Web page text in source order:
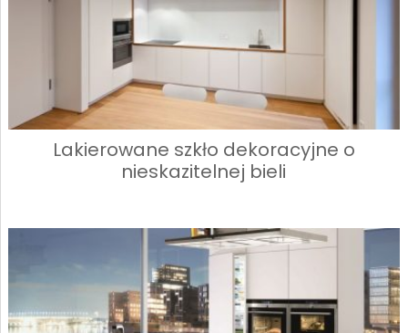
Lakierowane szkło dekoracyjne o
nieskazitelnej bieli